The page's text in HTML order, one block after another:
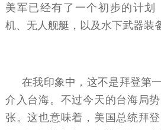
美军已经有了一个初步的计划
机、无人舰艇，以及水下武器装
在我印象中，这不是拜登第
介入台海。不过今天的台海局
张。这也意味着，美国总统拜